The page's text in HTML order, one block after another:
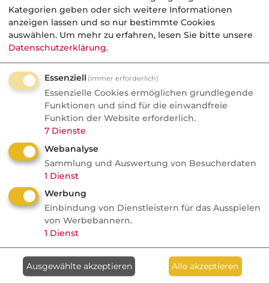
Beispiel: Aufräumungskosten in der
Gebäudeversicherung werden in Höhe von bis
zu 10 Prozent der Versicherungssumme
mitversichert. Zur Schadenzeit beträgt der
Versicherungswert 500.000 EUR, die
Aufräumungskosten sind somit bis zu einem
Betrag von 50.000 EUR auf erstes Risiko
mitversichert. Fallen jedoch im Schadenfall
tatsächlich 70.000 EUR Kosten an, werden
hiervon 50.000 EUR übernommen. Die
verbleibenden 20.000 EUR gehen zu Lasten
des Kunden.
Kategorie: Fachbegriffe allgemein
Kategorien geben oder sich weitere Informationen
anzeigen lassen und so nur bestimmte Cookies
auswählen. Um mehr zu erfahren, lesen Sie bitte unsere
Datenschutzerklärung.
Essenziell (immer erforderlich)
Essenzielle Cookies ermöglichen grundlegende
Funktionen und sind für die einwandfreie
Funktion der Website erforderlich.
7 Dienste
Webanalyse
Sammlung und Auswertung von Besucherdaten
1 Dienst
Werbung
Einbindung von Dienstleistern für das Ausspielen
von Werbebannern.
1 Dienst
Ausgewählte akzeptieren Alle akzeptieren